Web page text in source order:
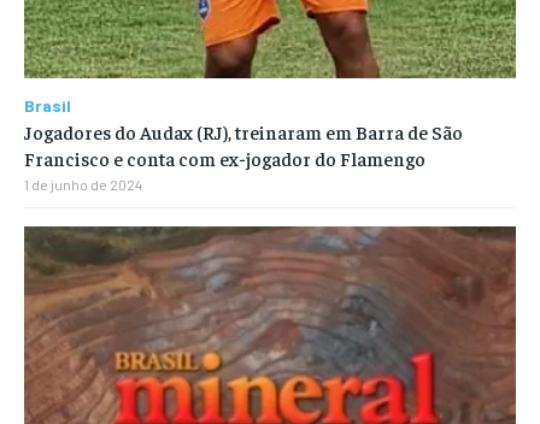
Brasil
Jogadores do Audax (RJ), treinaram em Barra de São
Francisco e conta com ex-jogador do Flamengo
1 de junho de 2024